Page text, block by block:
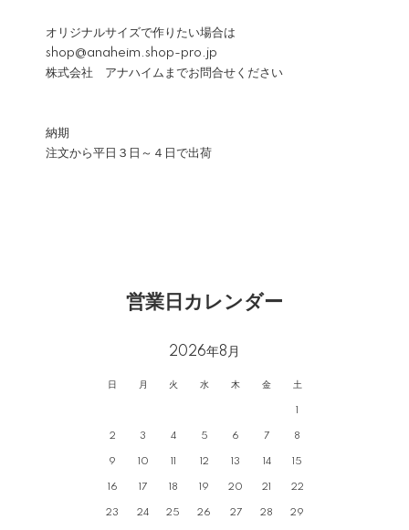
オリジナルサイズで作りたい場合は
shop@anaheim.shop-pro.jp
株式会社 アナハイムまでお問合せください
納期
注文から平日３日～４日で出荷
営業日カレンダー
2026年8月
日 月 火 水 木 金 土
1
2 3 4 5 6 7 8
9 10 11 12 13 14 15
16 17 18 19 20 21 22
23 24 25 26 27 28 29